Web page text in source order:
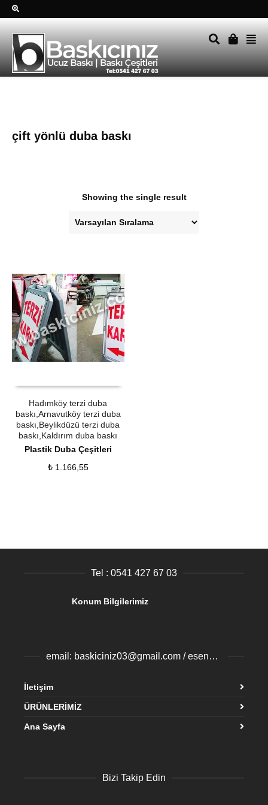
çift yönlü duba baskı
Showing the single result
Hadımköy terzi duba
baskı,Arnavutköy terzi duba
baskı,Beylikdüzü terzi duba
baskı,Kaldırım duba baskı
Plastik Duba Çeşitleri
₺1.166,55
Tel : 0541 427 67 03
Konum Bilgilerimiz
email: baskiciniz03@gmail.com / esenyurtbaski@gmail.com
İletişim
ÜRÜNLERİMİZ
Ana Sayfa
Bizi Takip Edin